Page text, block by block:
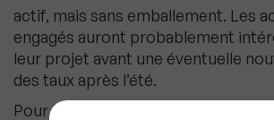
actif, mais sans emballement. Les
engagés auront probablement
leur projet avant une éventuelle
des taux après l’été.
Pour ceux qui ne se sont pas